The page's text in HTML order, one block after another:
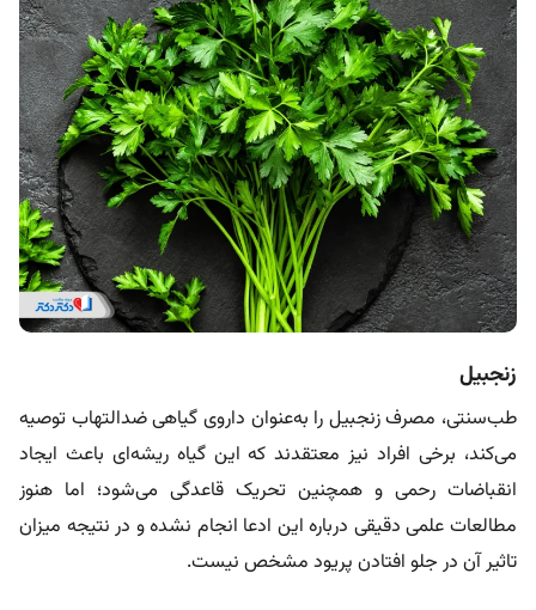
زنجبیل
طب‌سنتی، مصرف زنجبیل را به‌عنوان داروی گیاهی ضدالتهاب توصیه
می‌کند، برخی افراد نیز معتقدند که این گیاه ریشه‌ای باعث ایجاد
انقباضات رحمی و همچنین تحریک قاعدگی می‌شود؛ اما هنوز
مطالعات علمی دقیقی درباره این ادعا انجام نشده و در نتیجه میزان
تاثیر آن در جلو افتادن پریود مشخص نیست.